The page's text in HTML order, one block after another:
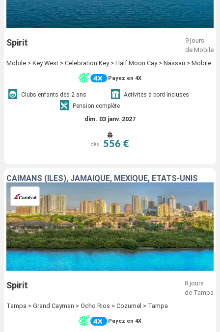
Spirit
9 jours
de Mobile
Mobile > Key West > Celebration Key > Half Moon Cay > Nassau > Mobile
Payez en 4X
Clubs enfants dès 2 ans
Activités à bord incluses
Pension complète
dim. 03 janv. 2027
dès 556 €
CAÏMANS (ÎLES), JAMAÏQUE, MEXIQUE, ÉTATS-UNIS
Spirit
8 jours
de Tampa
Tampa > Grand Cayman > Ocho Rios > Cozumel > Tampa
Payez en 4X